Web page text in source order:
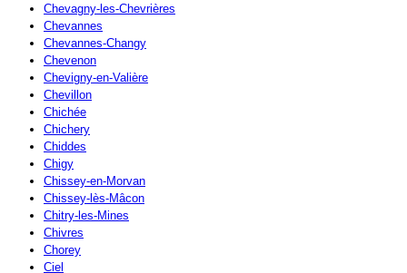
Chevagny-les-Chevrières
Chevannes
Chevannes-Changy
Chevenon
Chevigny-en-Valière
Chevillon
Chichée
Chichery
Chiddes
Chigy
Chissey-en-Morvan
Chissey-lès-Mâcon
Chitry-les-Mines
Chivres
Chorey
Ciel